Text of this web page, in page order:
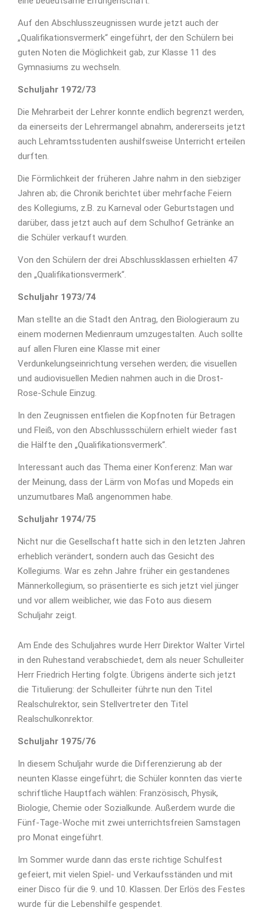
Auf den Abschlusszeugnissen wurde jetzt auch der
„Qualifikationsvermerk“ eingeführt, der den Schülern bei
guten Noten die Möglichkeit gab, zur Klasse 11 des
Gymnasiums zu wechseln.
Schuljahr 1972/73
Die Mehrarbeit der Lehrer konnte endlich begrenzt werden,
da einerseits der Lehrermangel abnahm, andererseits jetzt
auch Lehramtsstudenten aushilfsweise Unterricht erteilen
durften.
Die Förmlichkeit der früheren Jahre nahm in den siebziger
Jahren ab; die Chronik berichtet über mehrfache Feiern
des Kollegiums, z.B. zu Karneval oder Geburtstagen und
darüber, dass jetzt auch auf dem Schulhof Getränke an
die Schüler verkauft wurden.
Von den Schülern der drei Abschlussklassen erhielten 47
den „Qualifikationsvermerk“.
Schuljahr 1973/74
Man stellte an die Stadt den Antrag, den Biologieraum zu
einem modernen Medienraum umzugestalten. Auch sollte
auf allen Fluren eine Klasse mit einer
Verdunkelungseinrichtung versehen werden; die visuellen
und audiovisuellen Medien nahmen auch in die Drost-
Rose-Schule Einzug.
In den Zeugnissen entfielen die Kopfnoten für Betragen
und Fleiß, von den Abschlussschülern erhielt wieder fast
die Hälfte den „Qualifikationsvermerk“.
Interessant auch das Thema einer Konferenz: Man war
der Meinung, dass der Lärm von Mofas und Mopeds ein
unzumutbares Maß angenommen habe.
Schuljahr 1974/75
Nicht nur die Gesellschaft hatte sich in den letzten Jahren
erheblich verändert, sondern auch das Gesicht des
Kollegiums. War es zehn Jahre früher ein gestandenes
Männerkollegium, so präsentierte es sich jetzt viel jünger
und vor allem weiblicher, wie das Foto aus diesem
Schuljahr zeigt.
Am Ende des Schuljahres wurde Herr Direktor Walter Virtel
in den Ruhestand verabschiedet, dem als neuer Schulleiter
Herr Friedrich Herting folgte. Übrigens änderte sich jetzt
die Titulierung: der Schulleiter führte nun den Titel
Realschulrektor, sein Stellvertreter den Titel
Realschulkonrektor.
Schuljahr 1975/76
In diesem Schuljahr wurde die Differenzierung ab der
neunten Klasse eingeführt; die Schüler konnten das vierte
schriftliche Hauptfach wählen: Französisch, Physik,
Biologie, Chemie oder Sozialkunde. Außerdem wurde die
Fünf-Tage-Woche mit zwei unterrichtsfreien Samstagen
pro Monat eingeführt.
Im Sommer wurde dann das erste richtige Schulfest
gefeiert, mit vielen Spiel- und Verkaufsständen und mit
einer Disco für die 9. und 10. Klassen. Der Erlös des Festes
wurde für die Lebenshilfe gespendet.